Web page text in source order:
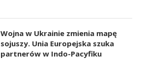
Wojna w Ukrainie zmienia mapę
sojuszy. Unia Europejska szuka
partnerów w Indo-Pacyfiku